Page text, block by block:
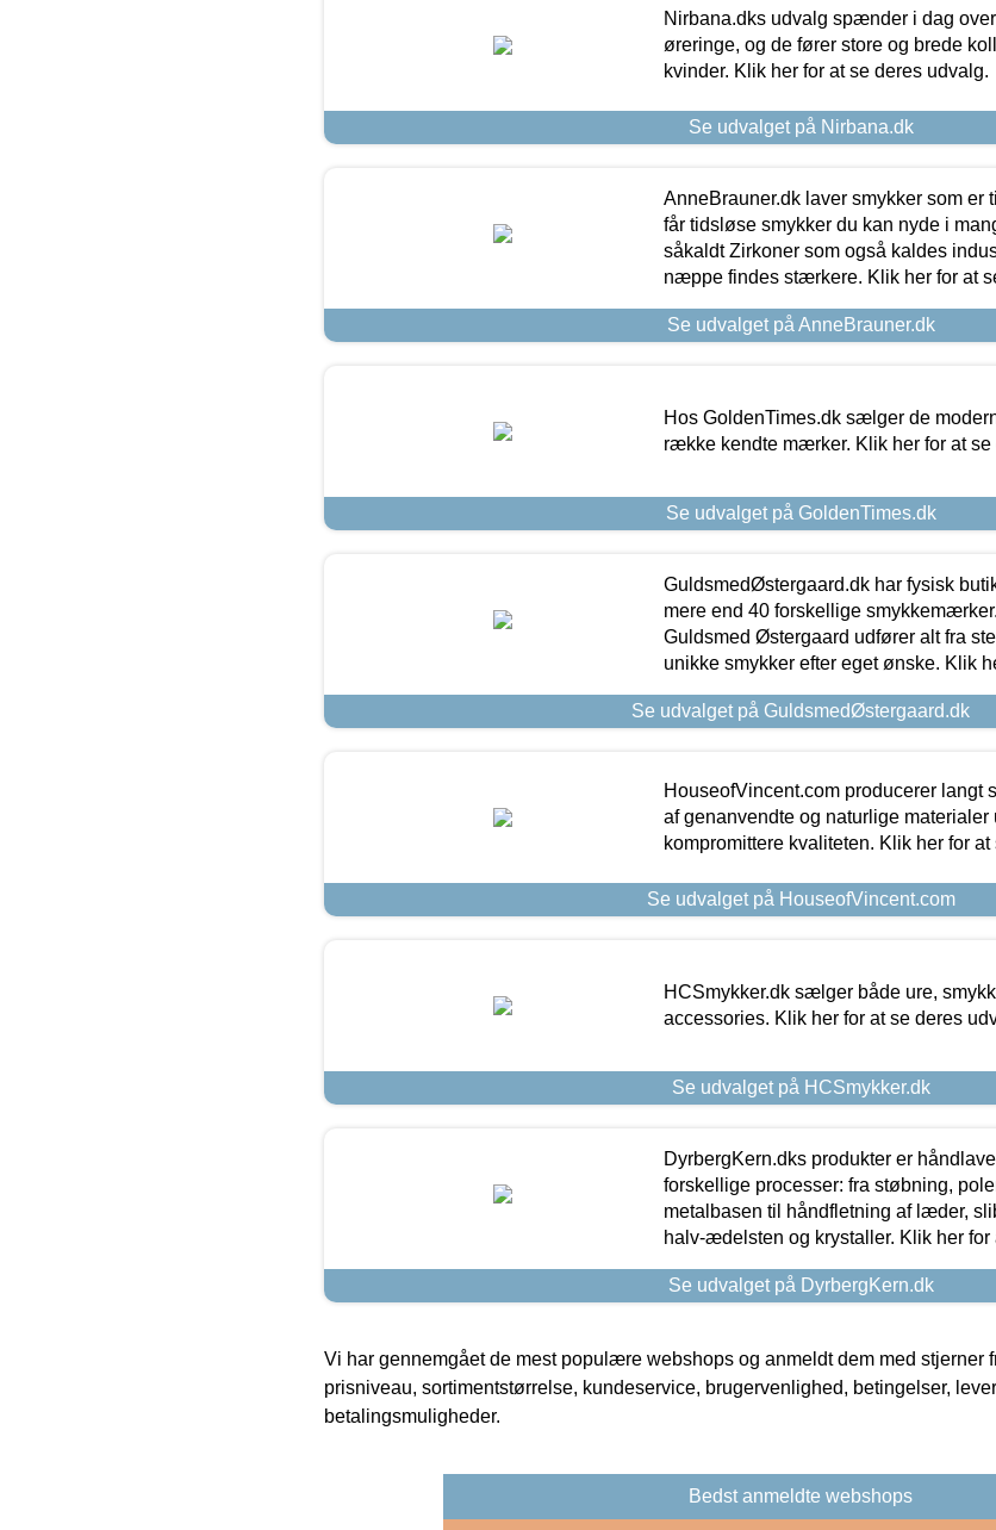
Nirbana.dks udvalg spænder i dag
øreringe, og de fører store og brede
kvinder. Klik her for at se deres udvalg.
Se udvalget på Nirbana.dk
AnneBrauner.dk laver smykker som er
får tidsløse smykker du kan nyde i
såkaldt Zirkoner som også kaldes
næppe findes stærkere. Klik her for at
Se udvalget på AnneBrauner.dk
Hos GoldenTimes.dk sælger de
række kendte mærker. Klik her for at se
Se udvalget på GoldenTimes.dk
GuldsmedØstergaard.dk har fysisk
mere end 40 forskellige
Guldsmed Østergaard udfører alt fra
unikke smykker efter eget ønske. Klik
Se udvalget på GuldsmedØstergaard.dk
HouseofVincent.com producerer langt
af genanvendte og naturlige materialer
kompromittere kvaliteten. Klik her for
Se udvalget på HouseofVincent.com
HCSmykker.dk sælger både ure,
accessories. Klik her for at se deres
Se udvalget på HCSmykker.dk
DyrbergKern.dks produkter er
forskellige processer: fra støbning,
metalbasen til håndfletning af læder,
halv-ædelsten og krystaller. Klik her for
Se udvalget på DyrbergKern.dk
Vi har gennemgået de mest populære webshops og anmeldt dem med stjerner
prisniveau, sortimentstørrelse, kundeservice, brugervenlighed, betingelser,
betalingsmuligheder.
Bedst anmeldte webshops